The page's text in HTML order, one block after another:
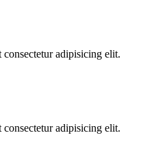
adipisicing elit.
adipisicing elit.